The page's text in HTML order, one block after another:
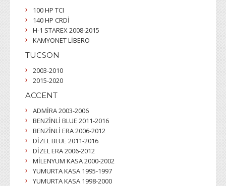
100 HP TCI
140 HP CRDİ
H-1 STAREX 2008-2015
KAMYONET LİBERO
TUCSON
2003-2010
2015-2020
ACCENT
ADMİRA 2003-2006
BENZİNLİ BLUE 2011-2016
BENZİNLİ ERA 2006-2012
DİZEL BLUE 2011-2016
DİZEL ERA 2006-2012
MİLENYUM KASA 2000-2002
YUMURTA KASA 1995-1997
YUMURTA KASA 1998-2000